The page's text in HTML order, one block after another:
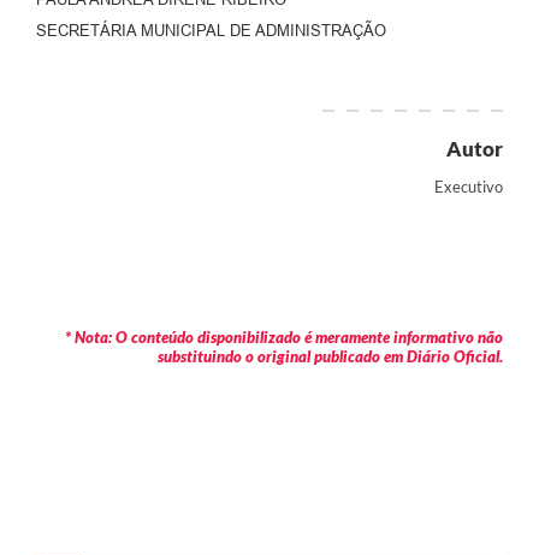
SECRETÁRIA MUNICIPAL DE ADMINISTRAÇÃO
Autor
Executivo
* Nota: O conteúdo disponibilizado é meramente informativo não
substituindo o original publicado em Diário Oficial.